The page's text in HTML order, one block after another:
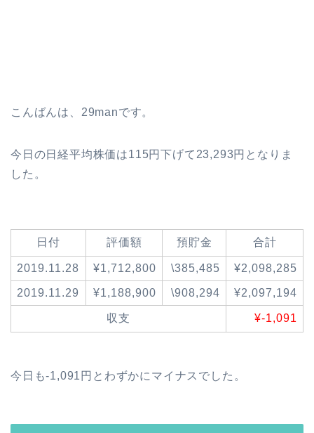
こんばんは、29manです。
今日の日経平均株価は115円下げて23,293円となりま
した。
日付 評価額 預貯金 合計
2019.11.28 ¥1,712,800 \385,485 ¥2,098,285
2019.11.29 ¥1,188,900 \908,294 ¥2,097,194
収支 ¥-1,091
今日も-1,091円とわずかにマイナスでした。